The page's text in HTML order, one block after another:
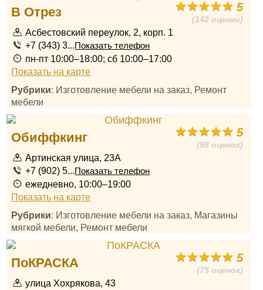
5
(142 оценки)
В Отрез
Асбестовский переулок, 2, корп. 1
+7 (343) 3...Показать телефон
пн-пт 10:00–18:00; сб 10:00–17:00
Показать на карте
Рубрики: Изготовление мебели на заказ, Ремонт
мебели
5
(98 оценок)
Обиффкинг
Артинская улица, 23А
+7 (902) 5...Показать телефон
ежедневно, 10:00–19:00
Показать на карте
Рубрики: Изготовление мебели на заказ, Магазины
мягкой мебели, Ремонт мебели
5
(75 оценок)
ПоКРАСКА
улица Хохрякова, 43